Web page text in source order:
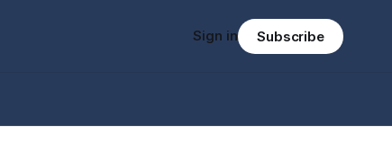
Sign in Subscribe